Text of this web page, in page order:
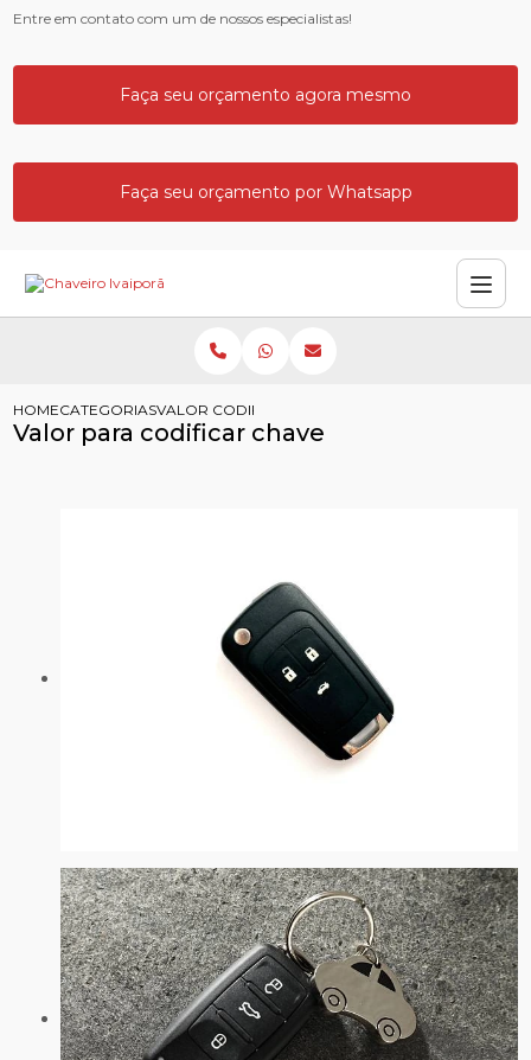
Entre em contato com um de nossos especialistas!
Faça seu orçamento agora mesmo
Faça seu orçamento por Whatsapp
HOMECATEGORIASVALOR CODIFICAR CHAVE
Valor para codificar chave